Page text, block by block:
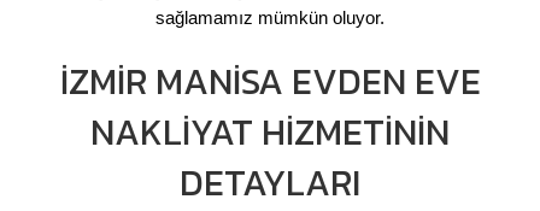
sağlamamız mümkün oluyor.
İZMIR MANISA EVDEN EVE
NAKLIYAT HIZMETININ
DETAYLARI